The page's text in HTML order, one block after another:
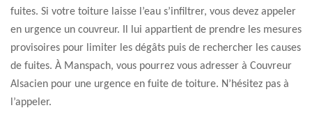
fuites. Si votre toiture laisse l’eau s’infiltrer, vous devez appeler
en urgence un couvreur. Il lui appartient de prendre les mesures
provisoires pour limiter les dégâts puis de rechercher les causes
de fuites. À Manspach, vous pourrez vous adresser à Couvreur
Alsacien pour une urgence en fuite de toiture. N’hésitez pas à
l’appeler.